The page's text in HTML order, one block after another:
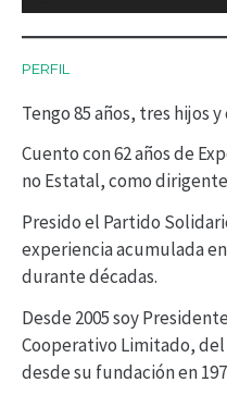
c
t
o
r
d
e
v
d
e
PERFIL
Tengo 85 años, tres hijos
Cuento con 62 años de
no Estatal, como
Presido el Partido
experiencia acumulada
durante décadas.
Desde 2005 soy
Cooperativo Limitado,
desde su fundación en